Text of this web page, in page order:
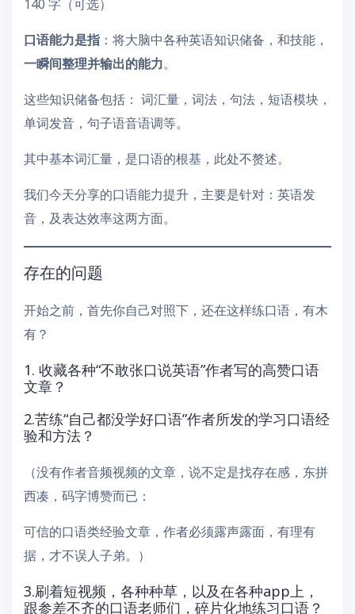
140 字（可选）
口语能力是指 ：将大脑中各种英语知识储备，和技能，
一瞬间整理并输出的能力。
这些知识储备包括： 词汇量，词法，句法，短语模块，
单词发音，句子语音语调等。
其中基本词汇量，是口语的根基，此处不赘述。
我们今天分享的口语能力提升，主要是针对：英语发
音，及表达效率这两方面。
存在的问题
开始之前，首先你自己对照下，还在这样练口语，有木
有？
1. 收藏各种“不敢张口说英语”作者写的高赞口语
文章？
2.苦练“自己都没学好口语”作者所发的学习口语经
验和方法？
（没有作者音频视频的文章，说不定是找存在感，东拼
西凑，码字博赞而已：
可信的口语类经验文章，作者必须露声露面，有理有
据，才不误人子弟。）
3.刷着短视频，各种种草，以及在各种app上，
跟参差不齐的口语老师们，碎片化地练习口语？